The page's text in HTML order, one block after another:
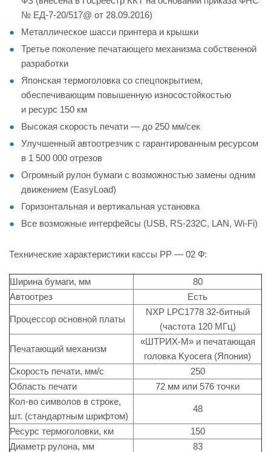
№ ЕД-7-20/517@ от 28.09.2016)
Металлическое шасси принтера и крышки
Третье поколение печатающего механизма собственной
разработки
Японская термоголовка со спецпокрытием,
обеспечивающим повышенную износостойкостью
и ресурс 150 км
Высокая скорость печати — до 250 мм/сек
Улучшенный автоотрезчик с гарантированным ресурсом
в 1 500 000 отрезов
Огромный рулон бумаги с возможностью замены одним
движением (EasyLoad)
Горизонтальная и вертикальная установка
Все возможные интерфейсы (USB, RS-232C, LAN, Wi-Fi)
Технические характеристики кассы РР — 02 Ф:
Ширина бумаги, мм
80
Автоотрез
Есть
Процессор основной платы
NXP LPC1778 32-битный
(частота 120 МГц)
Печатающий механизм
«ШТРИХ-М» и печатающая
головка Kyocera (Япония)
Скорость печати, мм/с
250
Область печати
72 мм или 576 точки
Кол-во символов в строке,
шт. (стандартным шрифтом)
48
Ресурс термоголовки, км
150
Диаметр рулона, мм
83